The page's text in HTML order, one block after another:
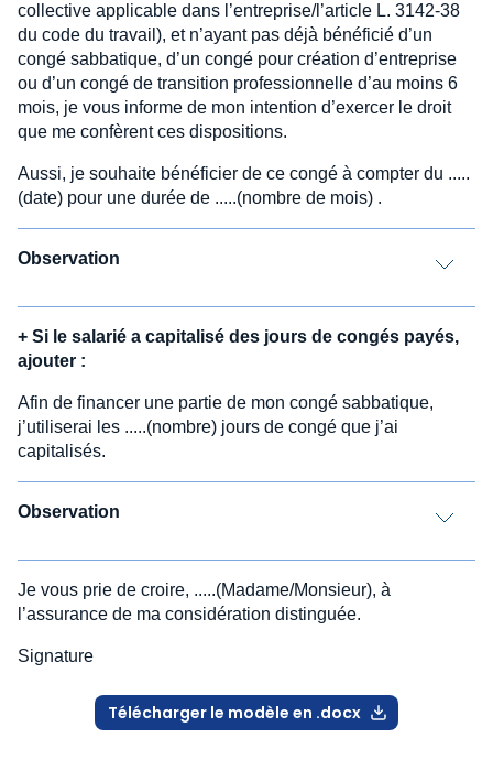
collective applicable dans l’entreprise/l’article L. 3142-38
du code du travail), et n’ayant pas déjà bénéficié d’un
congé sabbatique, d’un congé pour création d’entreprise
ou d’un congé de transition professionnelle d’au moins 6
mois, je vous informe de mon intention d’exercer le droit
que me confèrent ces dispositions.
Aussi, je souhaite bénéficier de ce congé à compter du .....
(date) pour une durée de .....(nombre de mois) .
Observation
+ Si le salarié a capitalisé des jours de congés payés,
ajouter :
Afin de financer une partie de mon congé sabbatique,
j’utiliserai les .....(nombre) jours de congé que j’ai
capitalisés.
Observation
Je vous prie de croire, .....(Madame/Monsieur), à
l’assurance de ma considération distinguée.
Signature
Télécharger le modèle en .docx